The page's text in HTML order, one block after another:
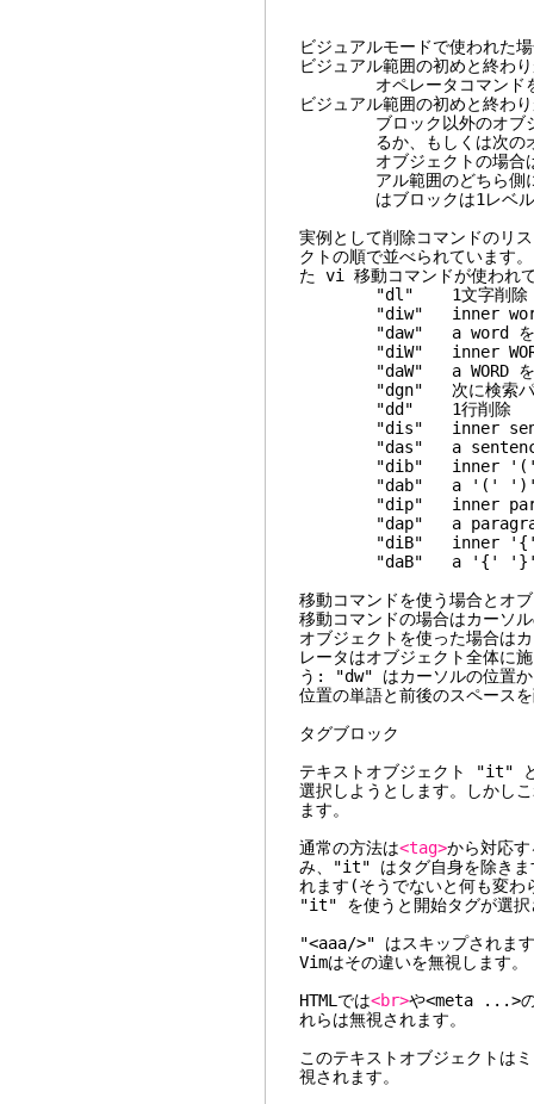
ビジュアルモードで使われた
ビジュアル範囲の初めと終
オペレータコマンドを使
ビジュアル範囲の初めと終わ
ブロック以外のオブジェ
るか、もしくは次のオブ
オブジェクトの場合はそ
アル範囲のどちら側にあ
はブロックは1レベル外
実例として削除コマンドのリ
クトの順で並べられています
た vi 移動コマンドが使われ
"dl" 1文字削
"diw"
"daw" a
"diW" inner WORD
"daW" a WORD を
"dgn" 次に検索パター
"dd"
"dis" inner
"das" a
"dib" inner
"dab" a '('
"dip" inner
"dap" a
"diB" inner
"daB" a '{'
移動コマンドを使う場合とオ
移動コマンドの場合はカーソ
オブジェクトを使った場合は
レータはオブジェクト全体
う: "dw" はカーソルの位置
位置の単語と前後のスペース
タグ
テキストオブジェクト "it" と
選択しようとします。しかし
ます。
通常の方法は<tag>から対応
み、"it" はタグ自身を除きま
れます(そうでないと何も変わ
"it" を使うと開始タグが選択
"<aaa/>" はスキップされます
Vimはその違いを無視します。
HTMLでは<br>や<meta ...>の
れらは無視されます。
このテキストオブジェクトは
視されます。